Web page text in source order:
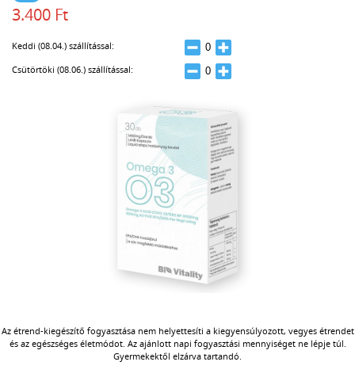
3.400 Ft
Keddi (08.04.) szállítással:
Csütörtöki (08.06.) szállítással:
Az étrend-kiegészítő fogyasztása nem helyettesíti a kiegyensúlyozott, vegyes étrendet
és az egészséges életmódot. Az ajánlott napi fogyasztási mennyiséget ne lépje túl.
Gyermekektől elzárva tartandó.